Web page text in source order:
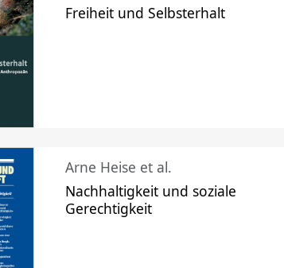
Freiheit und Selbsterhalt
Arne Heise et al.
Nachhaltigkeit und soziale
Gerechtigkeit